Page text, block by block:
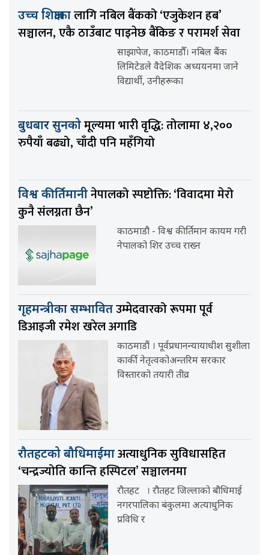
उच्च शिक्षाकालागि नबिल बैंकको ‘एजुकेशन हब’
सञ्चालन, एकै ठाउँबाट पाइनेछ बैंकिङ र परामर्श सेवा
साझापेज, काठमाडौँ। नबिल बैंक
लिमिटेडले वैदेशिक अध्ययनमा जाने
विद्यार्थी, उनीहरूका
बुधबार सुनकोमूल्यमा भारी वृद्धि: तोलामा ४,२००
रुपैयाँ बढ्यो, चाँदी पनि महँगियो
विश्व कीर्तिमानीनेपालको स्पष्टोक्ति: ‘विवादमा मेरो
कुनै संलग्नता छैन’
काठमाडौ - विश्व कीर्तिमान कायम गरी
नेपालको शिर उच्च राख्न
गृहमन्त्रीका सम्भावितउम्मेदवारको रूपमा पूर्व
डिआइजी रमेश खरेल अगाडि
काठमाडौं । पूर्वप्रधानन्यायाधीश सुशीला
कार्की नेतृत्वकोअन्तरिम सरकार
विस्तारको तयारी तीव्र
रौतहटको बौधिमाईमाअत्याधुनिक सुविधासहित
‘चन्द्रज्योति कान्ति हस्पिटल’ सञ्चालनमा
रौतहट । रौतहट जिल्लाको बौधिमाई
नगरपालिका बंकुलमा अत्याधुनिक
प्रविधि र